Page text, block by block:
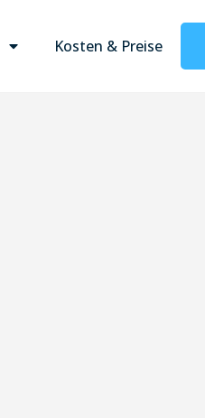
Kosten & Preise